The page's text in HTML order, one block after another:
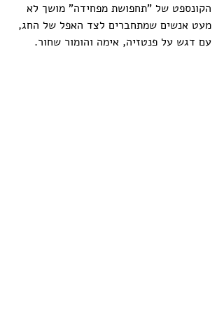
הקונספט של "תחפושת מפחידה" מושך לא
מעט אנשים שמתחברים לצד האפל של החג,
עם דגש על פנטזיה, אימה והומור שחור.